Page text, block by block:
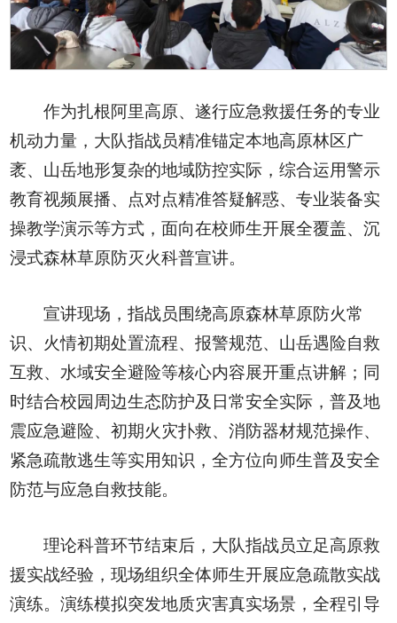
作为扎根阿里高原、遂行应急救援任务的专业
机动力量，大队指战员精准锚定本地高原林区广
袤、山岳地形复杂的地域防控实际，综合运用警示
教育视频展播、点对点精准答疑解惑、专业装备实
操教学演示等方式，面向在校师生开展全覆盖、沉
浸式森林草原防灭火科普宣讲。
宣讲现场，指战员围绕高原森林草原防火常
识、火情初期处置流程、报警规范、山岳遇险自救
互救、水域安全避险等核心内容展开重点讲解；同
时结合校园周边生态防护及日常安全实际，普及地
震应急避险、初期火灾扑救、消防器材规范操作、
紧急疏散逃生等实用知识，全方位向师生普及安全
防范与应急自救技能。
理论科普环节结束后，大队指战员立足高原救
援实战经验，现场组织全体师生开展应急疏散实战
演练。演练模拟突发地质灾害真实场景，全程引导